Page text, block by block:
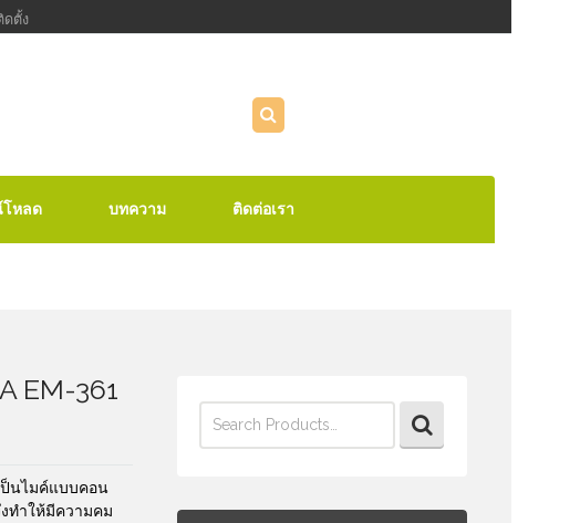
ดตั้ง
โหลด บทความ ติดต่อเรา
for:
EM-361
ป็นไมค์แบบคอน
ทำให้มีความคม